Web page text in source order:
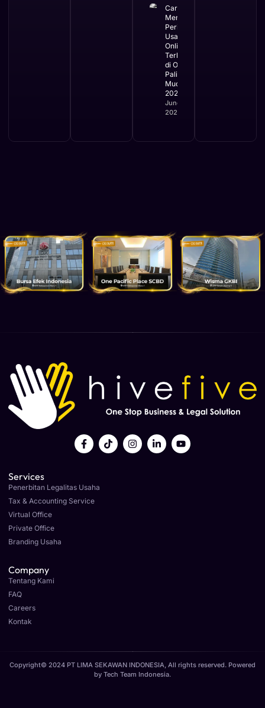
Cara
Mengurus
Perizinan
Usaha
Online
Terbaru
di OSS
Paling
Mudah
2026
June 2,
2026
Services
Penerbitan Legalitas Usaha
Tax & Accounting Service
Virtual Office
Private Office
Branding Usaha
Company
Tentang Kami
FAQ
Careers
Kontak
Copyright© 2024 PT LIMA SEKAWAN INDONESIA, All rights reserved. Powered
by Tech Team Indonesia.